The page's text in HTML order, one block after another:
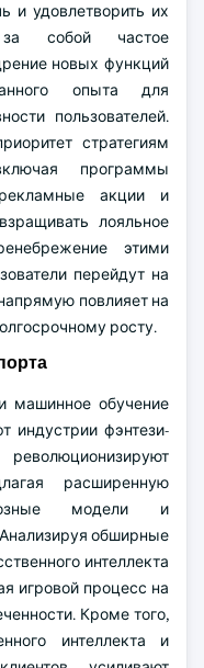
и удовлетворить их
собой частое
новых функций
опыта для
пользователей.
стратегиям
программы
акции и
лояльное
этими
перейдут на
повлияет на
росту.
машинное обучение
индустрии фэнтези-
расширенную
модели и
обширные
интеллекта
игровой процесс на
Кроме того,
интеллекта и